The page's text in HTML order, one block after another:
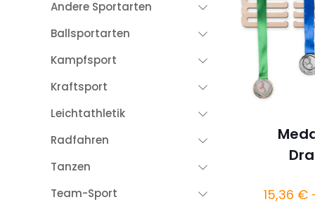
15,36 €
Andere Sportarten
Ballsportarten
Kampfsport
Kraftsport
Leichtathletik
Radfahren
Tanzen
Team-Sport